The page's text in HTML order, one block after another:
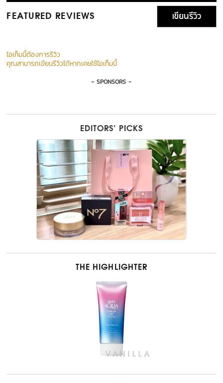
FEATURED REVIEWS เขียนรีวิว
ไอเท็มนี้ต้องการรีวิว
คุณสามารถเขียนรีวิวได้หากเคยใช้ไอเท็มนี้
- SPONSORS -
EDITORS’ PICKS
THE HIGHLIGHTER